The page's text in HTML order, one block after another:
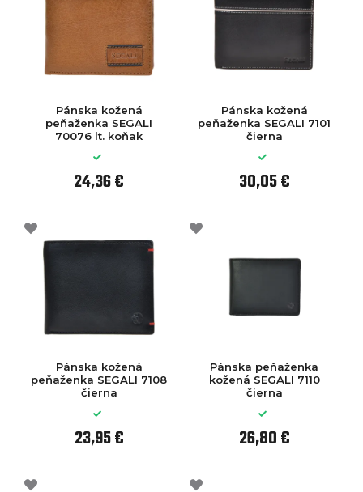
Pánska kožená
peňaženka SEGALI
70076 lt. koňak
24,36 €
Pánska kožená
peňaženka SEGALI 7101
čierna
30,05 €
Pánska kožená
peňaženka SEGALI 7108
čierna
23,95 €
Pánska peňaženka
kožená SEGALI 7110
čierna
26,80 €